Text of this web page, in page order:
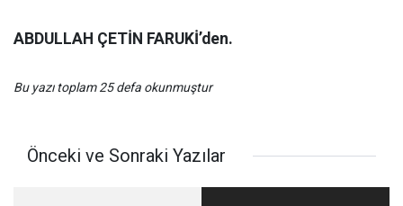
ABDULLAH ÇETİN FARUKİ’den.
Bu yazı toplam 25 defa okunmuştur
Önceki ve Sonraki Yazılar